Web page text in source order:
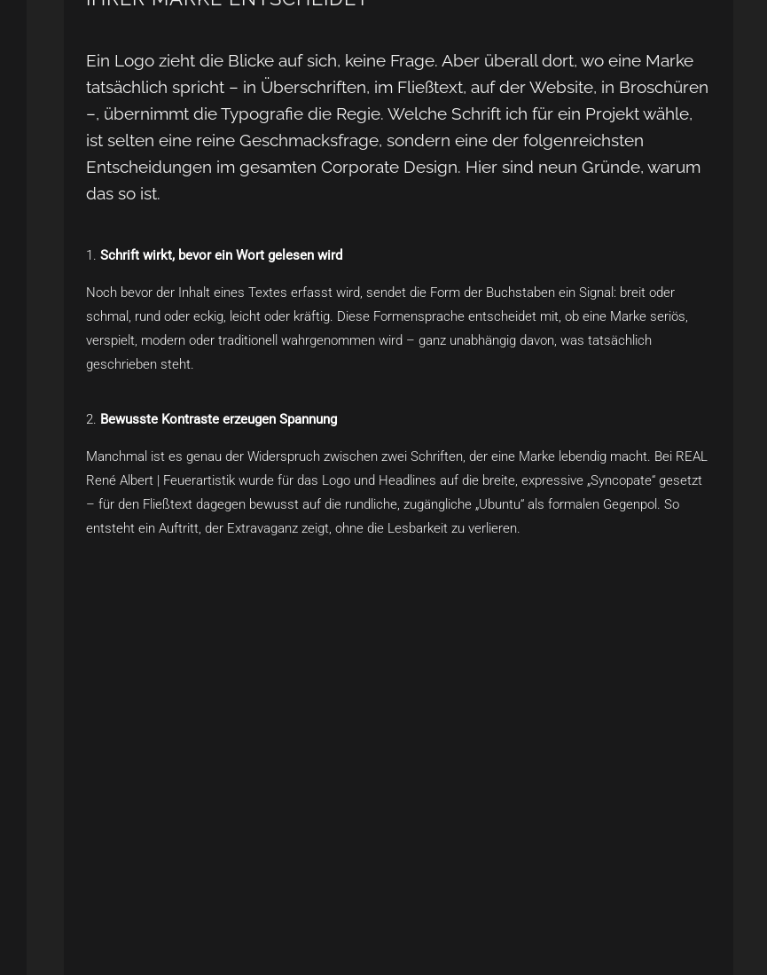
Ein Logo zieht die Blicke auf sich, keine Frage. Aber überall dort, wo eine Marke
tatsächlich spricht – in Überschriften, im Fließtext, auf der Website, in Broschüren
–, übernimmt die Typografie die Regie. Welche Schrift ich für ein Projekt wähle,
ist selten eine reine Geschmacksfrage, sondern eine der folgenreichsten
Entscheidungen im gesamten Corporate Design. Hier sind neun Gründe, warum
das so ist.
Schrift wirkt, bevor ein Wort gelesen wird
Noch bevor der Inhalt eines Textes erfasst wird, sendet die Form der Buchstaben ein Signal: breit oder
schmal, rund oder eckig, leicht oder kräftig. Diese Formensprache entscheidet mit, ob eine Marke seriös,
verspielt, modern oder traditionell wahrgenommen wird – ganz unabhängig davon, was tatsächlich
geschrieben steht.
Bewusste Kontraste erzeugen Spannung
Manchmal ist es genau der Widerspruch zwischen zwei Schriften, der eine Marke lebendig macht. Bei REAL
René Albert | Feuerartistik wurde für das Logo und Headlines auf die breite, expressive „Syncopate“ gesetzt
– für den Fließtext dagegen bewusst auf die rundliche, zugängliche „Ubuntu“ als formalen Gegenpol. So
entsteht ein Auftritt, der Extravaganz zeigt, ohne die Lesbarkeit zu verlieren.